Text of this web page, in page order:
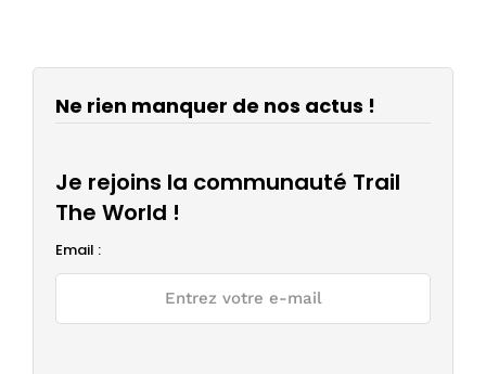
Ne rien manquer de nos actus !
Je rejoins la communauté Trail
The World !
Email :